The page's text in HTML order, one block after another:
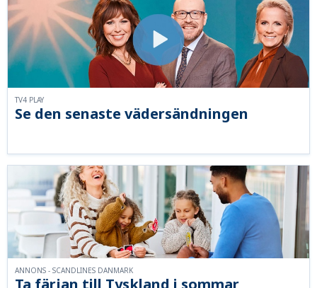
Se den senaste vädersändningen
TV4 PLAY
ANNONS - SCANDLINES DANMARK